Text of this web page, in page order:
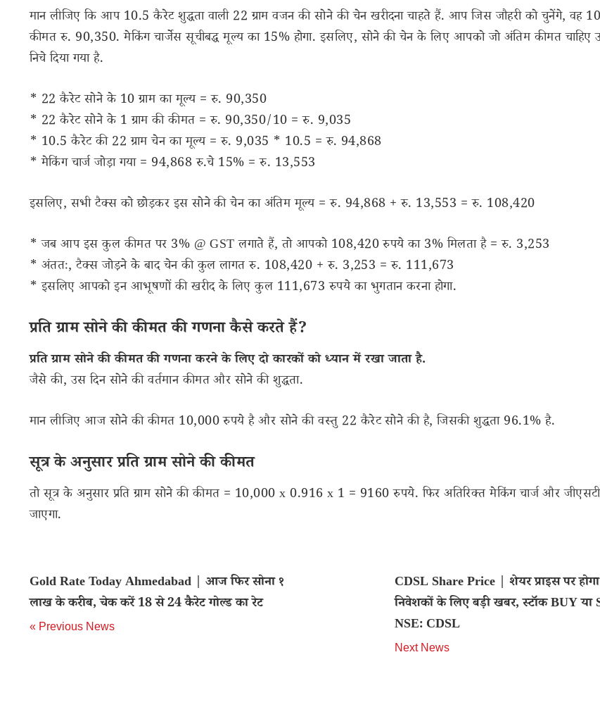
मान लीजिए कि आप 10.5 कैरेट शुद्धता वाली 22 ग्राम वजन की सोने की चेन खरीदना चाहते हैं. आप जिस जौहरी को चुनेंगे, वह 10
कीमत रु. 90,350. मेकिंग चार्जेस सूचीबद्ध मूल्य का 15% होगा. इसलिए, सोने की चेन के लिए आपको जो अंतिम कीमत चाहिए
निचे दिया गया है.
* 22 कैरेट सोने के 10 ग्राम का मूल्य = रु. 90,350
* 22 कैरेट सोने के 1 ग्राम की कीमत = रु. 90,350/10 = रु. 9,035
* 10.5 कैरेट की 22 ग्राम चेन का मूल्य = रु. 9,035 * 10.5 = रु. 94,868
* मेकिंग चार्ज जोड़ा गया = 94,868 रु.चे 15% = रु. 13,553
इसलिए, सभी टैक्स को छोड़कर इस सोने की चेन का अंतिम मूल्य = रु. 94,868 + रु. 13,553 = रु. 108,420
* जब आप इस कुल कीमत पर 3% @ GST लगाते हैं, तो आपको 108,420 रुपये का 3% मिलता है = रु. 3,253
* अंततः, टैक्स जोड़ने के बाद चेन की कुल लागत रु. 108,420 + रु. 3,253 = रु. 111,673
* इसलिए आपको इन आभूषणों की खरीद के लिए कुल 111,673 रुपये का भुगतान करना होगा.
प्रति ग्राम सोने की कीमत की गणना कैसे करते हैं?
प्रति ग्राम सोने की कीमत की गणना करने के लिए दो कारकों को ध्यान में रखा जाता है.
जैसे की, उस दिन सोने की वर्तमान कीमत और सोने की शुद्धता.
मान लीजिए आज सोने की कीमत 10,000 रुपये है और सोने की वस्तु 22 कैरेट सोने की है, जिसकी शुद्धता 96.1% है.
सूत्र के अनुसार प्रति ग्राम सोने की कीमत
तो सूत्र के अनुसार प्रति ग्राम सोने की कीमत = 10,000 x 0.916 x 1 = 9160 रुपये. फिर अतिरिक्त मेकिंग चार्ज और
जाएगा.
Gold Rate Today Ahmedabad | आज फिर सोना १
लाख के करीब, चेक करें 18 से 24 कैरेट गोल्ड का रेट
« Previous News
CDSL Share Price | शेयर प्राइस पर
निवेशकों के लिए बड़ी खबर, स्टॉक BUY
NSE: CDSL
Next News